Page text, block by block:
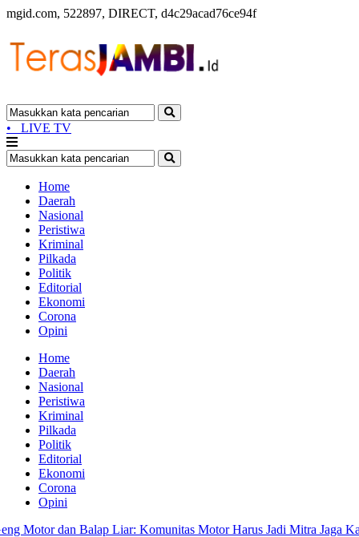
mgid.com, 522897, DIRECT, d4c29acad76ce94f
• LIVE TV
Home
Daerah
Nasional
Peristiwa
Kriminal
Pilkada
Politik
Editorial
Ekonomi
Corona
Opini
Home
Daerah
Nasional
Peristiwa
Kriminal
Pilkada
Politik
Editorial
Ekonomi
Corona
Opini
dan Balap Liar: Komunitas Motor Harus Jadi Mitra Jaga